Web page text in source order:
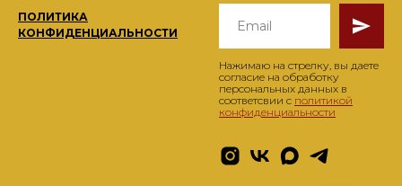
ПОЛИТИКА
КОНФИДЕНЦИАЛЬНОСТИ
Нажимаю на стрелку, вы даете
согласие на обработку
персональных данных в
соответсвии с политикой
конфиденциальности